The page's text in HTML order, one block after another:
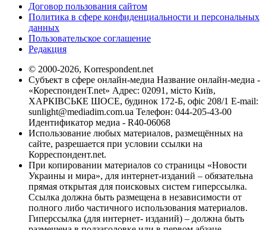
Договор пользования сайтом
Политика в сфере конфиденциальности и персональных
данных
Пользовательское соглашение
Редакция
© 2000-2026, Korrespondent.net
Субъект в сфере онлайн-медиа Название онлайн-медиа -
«КореспонденТ.net» Адрес: 02091, місто Київ,
ХАРКІВСЬКЕ ШОСЕ, будинок 172-Б, офіс 208/1 E-mail:
sunlight@mediadim.com.ua Телефон: 044-205-43-00
Идентификатор медиа - R40-06068
Использование любых материалов, размещённых на
сайте, разрешается при условии ссылки на
Корреспондент.net.
При копировании материалов со страницы «Новости
Украины и мира», для интернет-изданий – обязательна
прямая открытая для поисковых систем гиперссылка.
Ссылка должна быть размещена в независимости от
полного либо частичного использования материалов.
Гиперссылка (для интернет- изданий) – должна быть